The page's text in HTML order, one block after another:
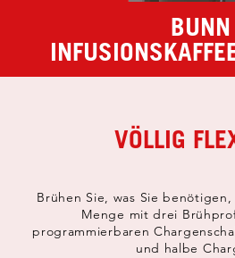
BUNN
VÖLLIG
Brühen Sie, was Sie
Menge mit drei
programmierbaren
und halbe